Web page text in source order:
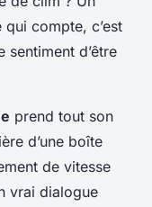
compte, c’est
d’être
prend tout son
d’une boîte
de vitesse
vrai dialogue